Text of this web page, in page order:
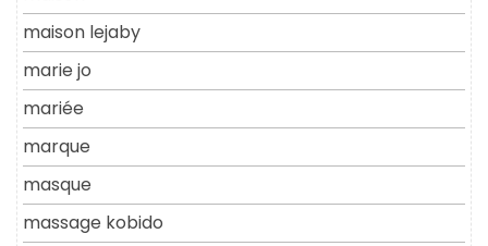
maison lejaby
marie jo
mariée
marque
masque
massage kobido